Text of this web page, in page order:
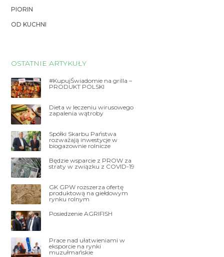
PIORIN
OD KUCHNI
OSTATNIE ARTYKUŁY
#KupujŚwiadomie na grilla –
PRODUKT POLSKI
Dieta w leczeniu wirusowego
zapalenia wątroby
Spółki Skarbu Państwa
rozważają inwestycje w
biogazownie rolnicze
Będzie wsparcie z PROW za
straty w związku z COVID-19
GK GPW rozszerza ofertę
produktową na giełdowym
rynku rolnym
Posiedzenie AGRIFISH
Prace nad ułatwieniami w
eksporcie na rynki
muzułmańskie